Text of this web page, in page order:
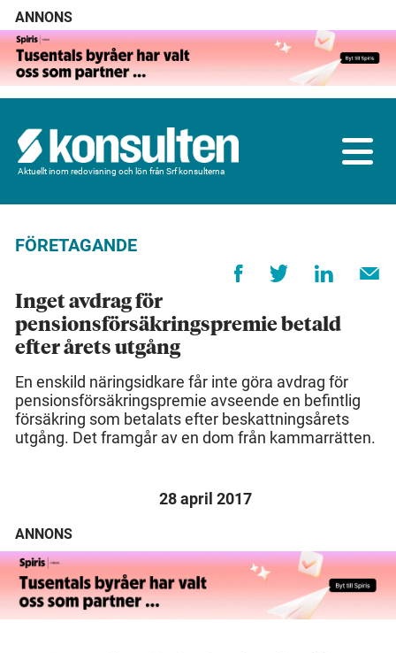
ANNONS
Aktuellt inom redovisning och lön från Srf konsulterna
FÖRETAGANDE
Inget avdrag för
pensionsförsäkringspremie betald
efter årets utgång
En enskild näringsidkare får inte göra avdrag för
pensionsförsäkringspremie avseende en befintlig
försäkring som betalats efter beskattningsårets
utgång. Det framgår av en dom från kammarrätten.
28 april 2017
ANNONS